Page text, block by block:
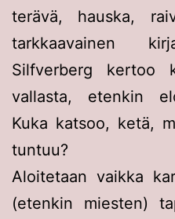
terävä, hauska,
tarkkaavainen
Silfverberg kertoo
vallasta, etenkin
Kuka katsoo, ketä,
tuntuu?
Aloitetaan vaikka
(etenkin miesten)